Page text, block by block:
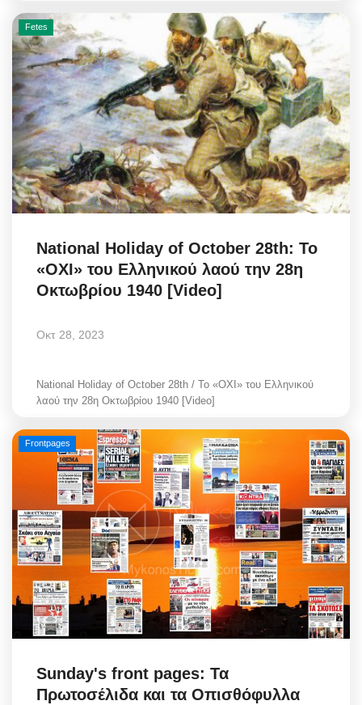
Fetes
National Holiday of October 28th: Το
«OXI» του Ελληνικού λαού την 28η
Οκτωβρίου 1940 [Video]
Οκτ 28, 2023
National Holiday of October 28th / Το «OXI» του Ελληνικού
λαού την 28η Οκτωβρίου 1940 [Video]
Frontpages
Sunday's front pages: Τα
Πρωτοσέλιδα και τα Οπισθόφυλλα